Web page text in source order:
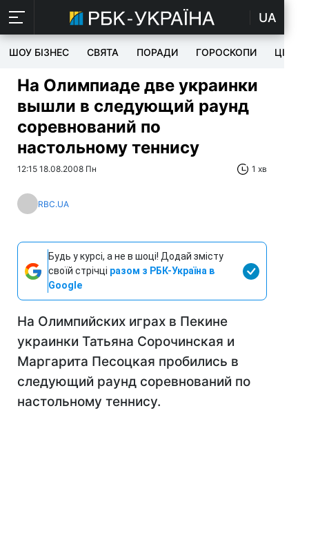
UA
ШОУ БІЗНЕС СВЯТА ПОРАДИ ГОРОСКОПИ ЦІКАВЕ
На Олимпиаде две украинки
вышли в следующий раунд
соревнований по
настольному теннису
12:15 18.08.2008 Пн 1 хв
RBC.UA
Будь у курсі, а не в шоці! Додай змісту
своїй стрічці разом з РБК-Україна в
Google
На Олимпийских играх в Пекине
украинки Татьяна Сорочинская и
Маргарита Песоцкая пробились в
следующий раунд соревнований по
настольному теннису.